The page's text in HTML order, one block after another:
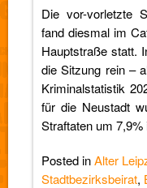
Die vor-vorletzte
fand diesmal im
Hauptstraße statt.
die Sitzung rein –
Kriminalstatistik
für die Neustadt
Straftaten um
Posted inAlter
Stadtbezirksbeirat,